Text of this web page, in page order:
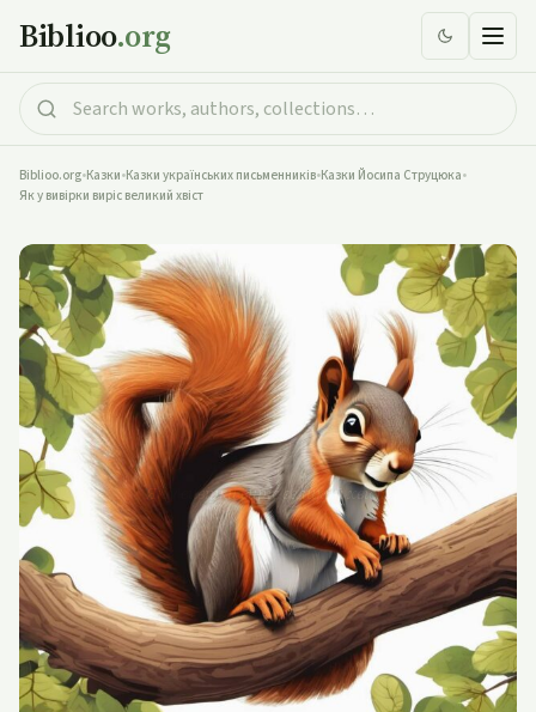
Biblioo.org
Biblioo.org•Казки•Казки українських письменників•Казки Йосипа Струцюка•
Як у вивірки виріс великий хвіст
Як у вивірки виріс великий хвіст